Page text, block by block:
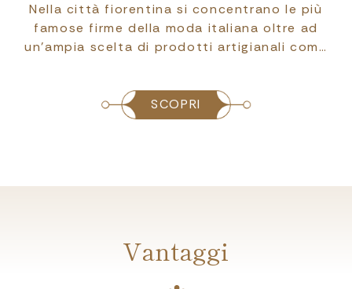
Nella città fiorentina si concentrano le più
famose firme della moda italiana oltre ad
un'ampia scelta di prodotti artigianali com…
SCOPRI
Vantaggi